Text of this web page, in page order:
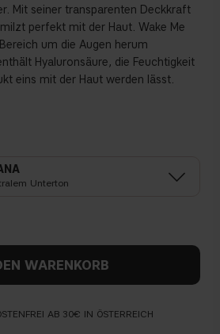
Mit seiner transparenten Deckkraft
perfekt mit der Haut. Wake Me
um die Augen herum
Hyaluronsäure, die Feuchtigkeit
eins mit der Haut werden lässt.
Unterton
WARENKORB
AB 30€ IN ÖSTERREICH